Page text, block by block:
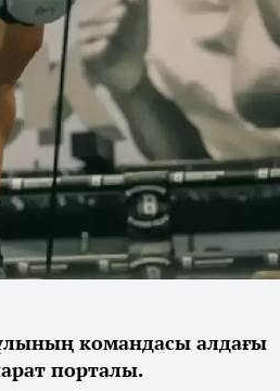
командасы алдағы
порталы.